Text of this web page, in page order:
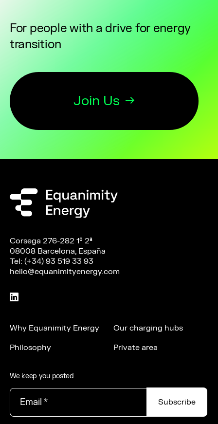
For people with a drive for energy
transition
Join Us
Corsega 276-282 1º 2ª
08008 Barcelona, España
Tel: (+34) 93 519 33 93
hello@equanimityenergy.com
Why Equanimity Energy
Philosophy
Our charging hubs
Private area
We keep you posted
Email *